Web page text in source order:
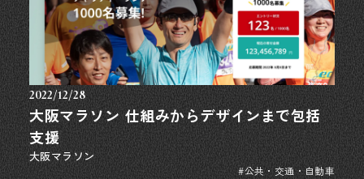
大阪マラソン
大阪マラソン 仕組みからデザインまで包括
支援
2022/12/28
#公共・交通・自動車